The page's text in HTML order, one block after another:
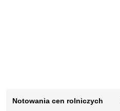
Notowania cen rolniczych